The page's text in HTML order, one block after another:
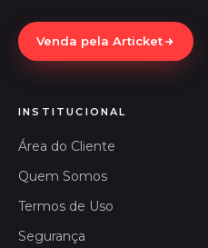
Venda pela Articket
INSTITUCIONAL
Área do Cliente
Quem Somos
Termos de Uso
Segurança